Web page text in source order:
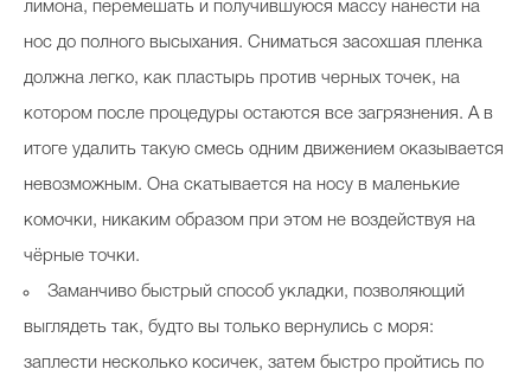
лимона, перемешать и получившуюся массу нанести на
нос до полного высыхания. Сниматься засохшая пленка
должна легко, как пластырь против черных точек, на
котором после процедуры остаются все загрязнения. А в
итоге удалить такую смесь одним движением оказывается
невозможным. Она скатывается на носу в маленькие
комочки, никаким образом при этом не воздействуя на
чёрные точки.
Заманчиво быстрый способ укладки, позволяющий
выглядеть так, будто вы только вернулись с моря:
заплести несколько косичек, затем быстро пройтись по